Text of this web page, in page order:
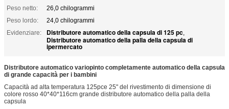
Peso netto:
26,0 chilogrammi
Peso lordo:
24,0 chilogrammi
Evidenziare:
Distributore automatico della capsula di 125 pc,
Distributore automatico della palla della capsula di
ipermercato
Distributore automatico variopinto completamente automatico della capsula
di grande capacità per i bambini
Capacità ad alta temperatura 125pce 25" del rivestimento di dimensione di
colore rosso 40*40*116cm grande distributore automatico della palla della
capsula